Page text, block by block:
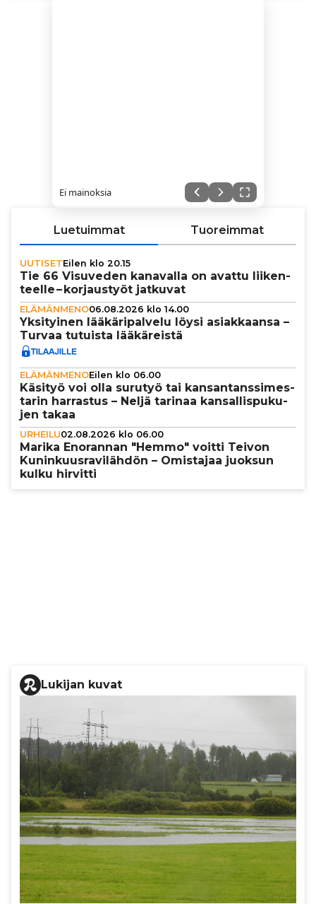
Ei mainoksia
Luetuimmat Tuoreimmat
UUTISETEilen klo 20.15
Tie 66 Visuveden kanavalla on avattu lii­ken­
teelle – kor­jaus­työt jatkuvat
ELÄMÄNMENO06.08.2026 klo 14.00
Yksi­tyi­nen lää­kä­ri­pal­velu löysi asi­ak­kaansa –
Turvaa tutuista lää­kä­reistä
ELÄMÄNMENOEilen klo 06.00
Käsityö voi olla surutyö tai kan­san­tans­si­mes­
ta­rin harrastus – Neljä tarinaa kan­sal­lis­pu­ku­
jen takaa
URHEILU02.08.2026 klo 06.00
Marika Enorannan "Hemmo" voitti Teivon
Kunin­kuus­ra­vi­läh­dön – Omistajaa juoksun
kulku hirvitti
Lukijan kuvat